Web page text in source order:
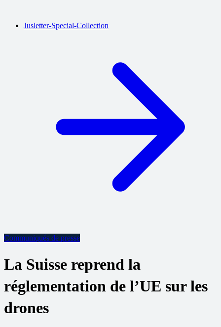
Jusletter-Special-Collection
Communiqués de presse
La Suisse reprend la
réglementation de l’UE sur les
drones